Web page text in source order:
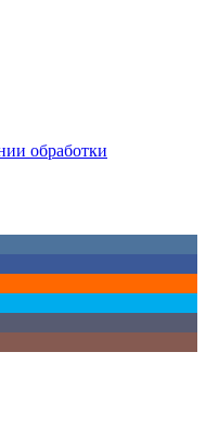
обработки